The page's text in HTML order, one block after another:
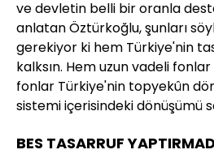
ve devletin belli bir oranla
anlatan Öztürkoğlu, şunları
gerekiyor ki hem Türkiye'nin
kalksın. Hem uzun vadeli
fonlar Türkiye'nin topyekûn
sistemi içerisindeki dönüşümü
BES TASARRUF